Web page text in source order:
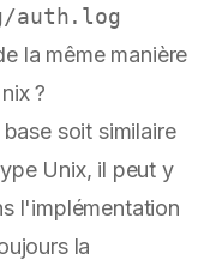
la même manière
?
soit similaire
Unix, il peut y
l'implémentation
la